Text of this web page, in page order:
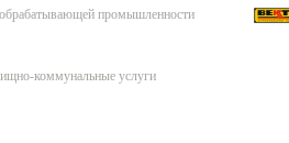
промышленности
коммунальные услуги